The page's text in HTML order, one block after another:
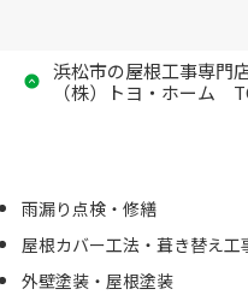
浜松市の屋根工事専門
（株）トヨ・ホーム
雨漏り点検・修繕
屋根カバー工法・葺き替え工
外壁塗装・屋根塗装